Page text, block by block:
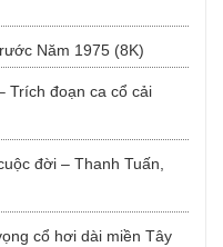
Năm 1975 (8K)
Trích đoạn ca cổ cải
đời – Thanh Tuấn,
cổ hơi dài miền Tây